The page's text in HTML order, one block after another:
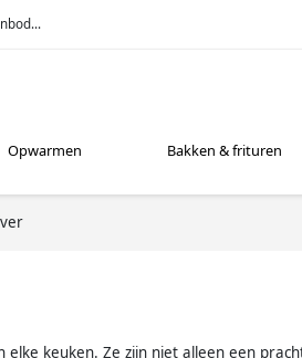
Opwarmen Bakken & frituren
keuken. Ze zijn niet alleen een